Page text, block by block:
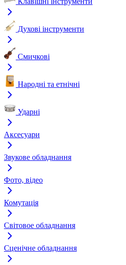
Духові інструменти
Смичкові
Народні та етнічні
Ударні
Аксесуари
Звукове обладнання
Фото, відео
Комутація
Світовое обладнання
Сценічне обладнання